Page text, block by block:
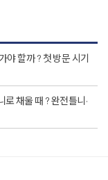
야 할까 ? 첫 방문 시기
채울 때 ? 완전틀니·